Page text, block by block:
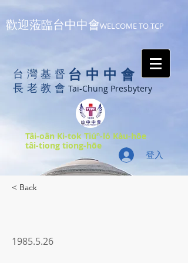
歡迎蒞臨台中中會WELCOME TO TCP
台灣基督
長老教會
台中中會
Tai-Chung Presbytery
Tâi-oân Ki-tok Tiúⁿ-ló Kàu-hōe
tâi-tiong tiong-hōe
登入
< Back
1985.5.26